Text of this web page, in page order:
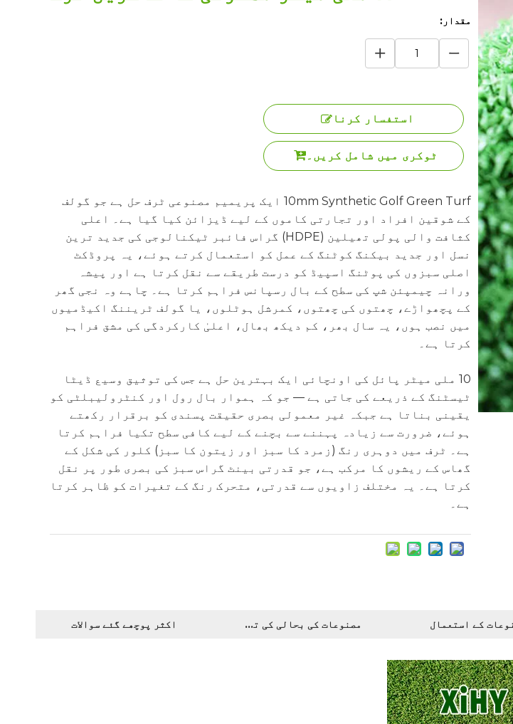
مقدار:
استفسار کرنا
ٹوکری میں شامل کریں۔
10mm Synthetic Golf Green Turf ایک پریمیم مصنوعی ٹرف حل ہے جو گولف
کے شوقین افراد اور تجارتی کاموں کے لیے ڈیزائن کیا گیا ہے۔ اعلی
کثافت والی پولی تھیلین (HDPE) گراس فائبر ٹیکنالوجی کی جدید ترین
نسل اور جدید بیکنگ کوٹنگ کے عمل کو استعمال کرتے ہوئے، یہ پروڈکٹ
اصلی سبزوں کی پوٹنگ اسپیڈ کو درست طریقے سے نقل کرتا ہے اور پیشہ
ورانہ چیمپئن شپ کی سطح کے بال رسپانس فراہم کرتا ہے۔ چاہے وہ نجی گھر
کے پچھواڑے، چھتوں کی چھتوں، کمرشل ہوٹلوں، یا گولف ٹریننگ اکیڈمیوں
میں نصب ہوں، یہ سال بھر، کم دیکھ بھال، اعلیٰ کارکردگی کی مشق فراہم
کرتا ہے۔
10 ملی میٹر پائل کی اونچائی ایک بہترین حل ہے جس کی توثیق وسیع ڈیٹا
ٹیسٹنگ کے ذریعے کی جاتی ہے — جو کہ ہموار بال رول اور کنٹرولیبلٹی کو
یقینی بناتا ہے جبکہ غیر معمولی بصری حقیقت پسندی کو برقرار رکھتے
ہوئے، ضرورت سے زیادہ پہننے سے بچنے کے لیے کافی سطح تکیا فراہم کرتا
ہے۔ ٹرف میں دوہری رنگ (زمرد کا سبز اور زیتون کا سبز) کلور کی شکل کے
گھاس کے ریشوں کا مرکب ہے، جو قدرتی بینٹ گراس سبز کی بصری طور پر نقل
کرتا ہے۔ یہ مختلف زاویوں سے قدرتی، متحرک رنگ کے تغیرات کو ظاہر کرتا
ہے۔
کے استعمال مصنوعات کی بحالی کی تجاویز اکثر پوچھے گئے سوالات